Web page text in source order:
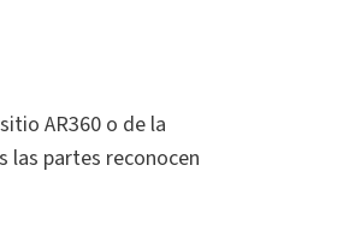
AR360 o de la
las partes reconocen